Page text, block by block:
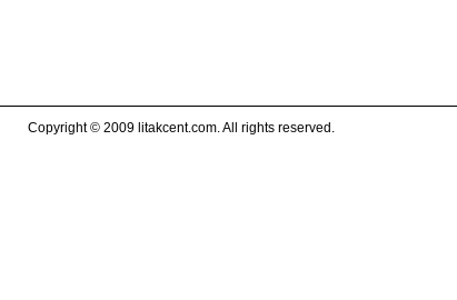
Copyright © 2009 litakcent.com. All rights reserved.